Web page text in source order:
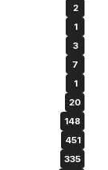
2
1
3
7
1
20
148
451
335